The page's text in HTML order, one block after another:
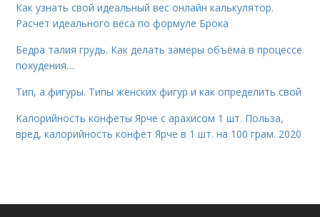
Как узнать свой идеальный вес онлайн калькулятор.
Расчет идеального веса по формуле Брока
Бедра талия грудь. Как делать замеры объёма в процессе
похудения…
Тип, а фигуры. Типы женских фигур и как определить свой
Калорийность конфеты Ярче с арахисом 1 шт. Польза,
вред, калорийность конфет Ярче в 1 шт. на 100 грам. 2020